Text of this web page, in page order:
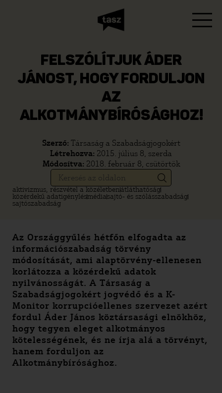
FELSZÓLÍTJUK ÁDER
JÁNOST, HOGY FORDULJON
AZ
ALKOTMÁNYBÍRÓSÁGHOZ!
Szerző: Társaság a Szabadságjogokért
Létrehozva: 2015. július 8, szerda
Módosítva: 2018. február 8, csütörtök
aktivizmus, részvétel a közéletbenátláthatóság
közérdekű adatigénylésmédiasajtó- és szólásszabadság
sajtószabadság
Az Országgyűlés hétfőn elfogadta az
információszabadság törvény
módosítását, ami alaptörvény-ellenesen
korlátozza a közérdekű adatok
nyilvánosságát. A Társaság a
Szabadságjogokért jogvédő és a K-
Monitor korrupcióellenes szervezet azért
fordul Áder János köztársasági elnökhöz,
hogy tegyen eleget alkotmányos
kötelességének, és ne írja alá a törvényt,
hanem forduljon az
Alkotmánybírósághoz.